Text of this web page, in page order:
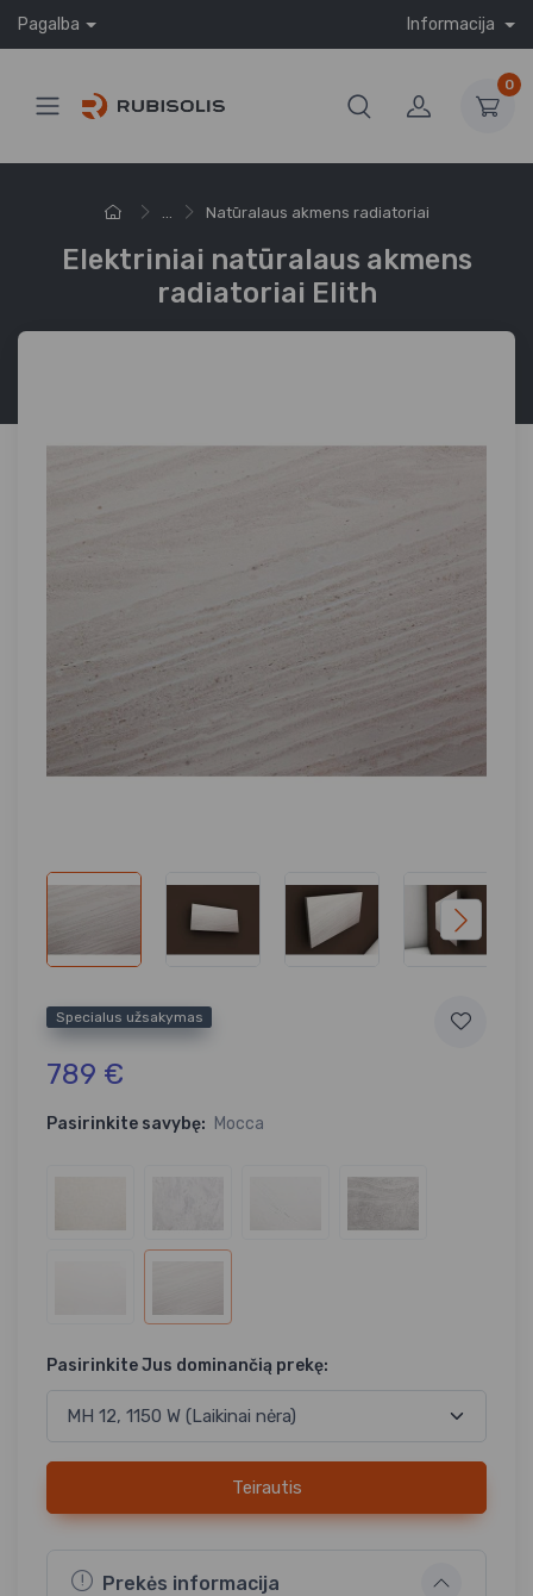
Pagalba Informacija
0
... Natūralaus akmens radiatoriai
Elektriniai natūralaus akmens
radiatoriai Elith
Specialus užsakymas
789 €
Pasirinkite savybę: Mocca
Pasirinkite Jus dominančią prekę:
Teirautis
Prekės informacija